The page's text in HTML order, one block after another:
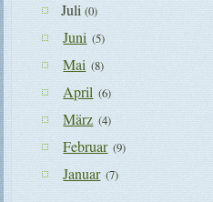
Juli(0)
Juni (5)
Mai (8)
April (6)
März (4)
Februar (9)
Januar (7)